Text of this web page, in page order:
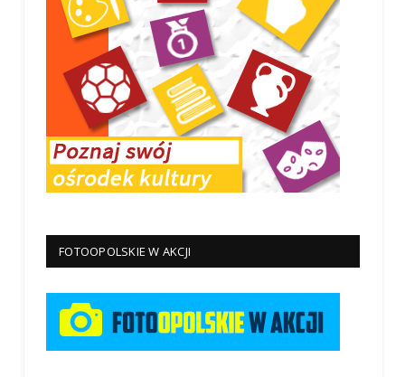
FOTOOPOLSKIE W AKCJI